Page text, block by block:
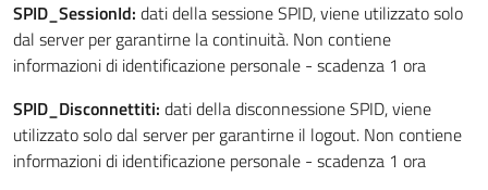
SPID_SessionId: dati della sessione SPID, viene utilizzato solo
dal server per garantirne la continuità. Non contiene
informazioni di identificazione personale - scadenza 1 ora
SPID_Disconnettiti: dati della disconnessione SPID, viene
utilizzato solo dal server per garantirne il logout. Non contiene
informazioni di identificazione personale - scadenza 1 ora